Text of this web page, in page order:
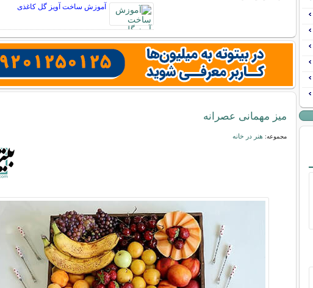
آموزش ساخت آویز گل کاغذی
میز مهمانی عصرانه
مجموعه: هنر در خانه